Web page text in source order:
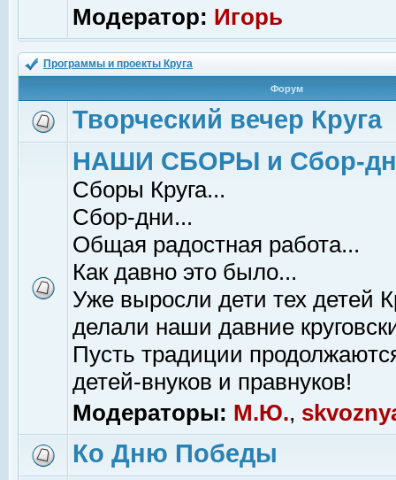
Модератор: Игорь
Программы и проекты Круга
Форум
Творческий вечер Круга
НАШИ СБОРЫ и Сбор-
Сборы Круга...
Сбор-дни...
Общая радостная работа...
Как давно это было...
Уже выросли дети тех детей
делали наши давние
Пусть традиции
детей-внуков и правнуков!
Модераторы: М.Ю.,
Ко Дню Победы